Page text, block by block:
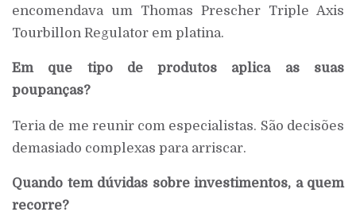
encomendava um Thomas Prescher Triple Axis
Tourbillon Regulator em platina.
Em que tipo de produtos aplica as suas
poupanças?
Teria de me reunir com especialistas. São decisões
demasiado complexas para arriscar.
Quando tem dúvidas sobre investimentos, a quem
recorre?